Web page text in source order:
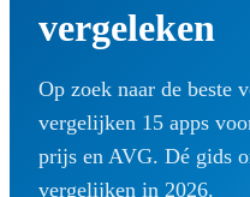
vergeleken
Op zoek naar de beste
vergelijken 15 apps
prijs en AVG. Dé gids
vergelijken in 2026.